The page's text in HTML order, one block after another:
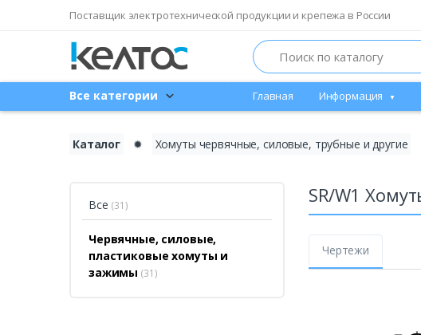
Поставщик электротехнической продукции и крепежа в России
Search
Все категории Главная Информация
Каталог ✹ Хомуты червячные, силовые, трубные и другие
Все (31)
Червячные, силовые,
пластиковые хомуты и
зажимы (31)
SR/W1
Чертежи